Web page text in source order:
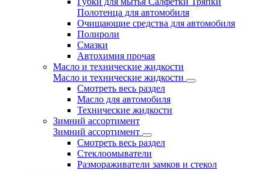
Полотенца для автомобиля
Очищающие средства для автомобиля
Полироли
Смазки
Автохимия прочая
Масло и технические жидкости
Масло и технические жидкости
Смотреть весь раздел
Масло для автомобиля
Технические жидкости
Зимний ассортимент
Зимний ассортимент
Смотреть весь раздел
Стеклоомыватели
Размораживатели замков и стекол